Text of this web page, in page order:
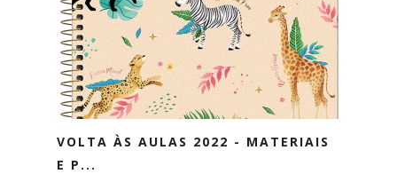
VOLTA ÀS AULAS 2022 - MATERIAIS
E P...